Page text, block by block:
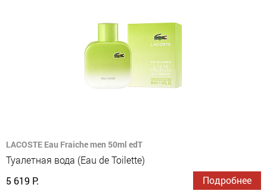
LACOSTE Eau Fraiche men 50ml edT
Туалетная вода (Eau de Toilette)
5 619 Р.
Подробнее